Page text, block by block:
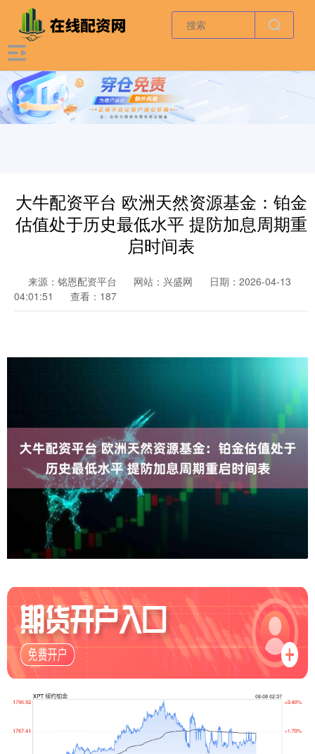
大牛配资平台 欧洲天然资源基金：铂金
估值处于历史最低水平 提防加息周期重
启时间表
来源：铭恩配资平台 网站：兴盛网
日期：2026-04-13
04:01:51
查看：187